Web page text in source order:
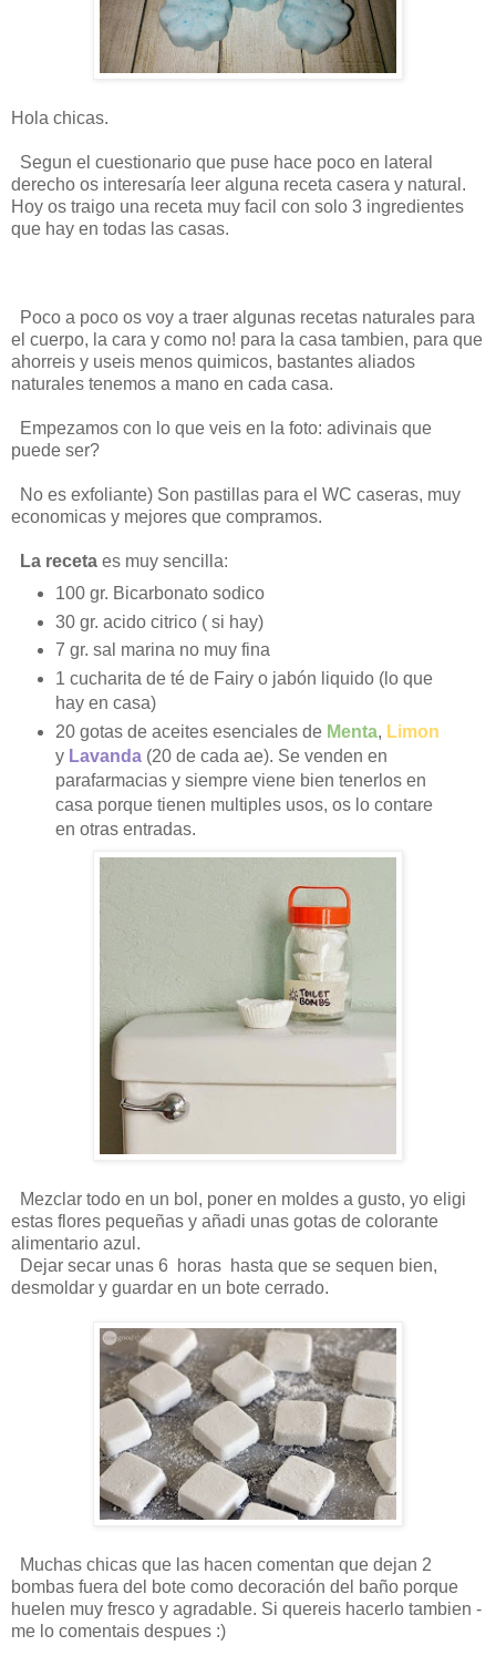
Hola chicas.
Segun el cuestionario que puse hace poco en lateral
derecho os interesaría leer alguna receta casera y natural.
Hoy os traigo una receta muy facil con solo 3 ingredientes
que hay en todas las casas.
Poco a poco os voy a traer algunas recetas naturales para
el cuerpo, la cara y como no! para la casa tambien, para que
ahorreis y useis menos quimicos, bastantes aliados
naturales tenemos a mano en cada casa.
Empezamos con lo que veis en la foto: adivinais que
puede ser?
No es exfoliante) Son pastillas para el WC caseras, muy
economicas y mejores que compramos.
La receta es muy sencilla:
100 gr. Bicarbonato sodico
30 gr. acido citrico ( si hay)
7 gr. sal marina no muy fina
1 cucharita de té de Fairy o jabón liquido (lo que
hay en casa)
20 gotas de aceites esenciales deMenta, Limon
y Lavanda(20 de cada ae). Se venden en
parafarmacias y siempre viene bien tenerlos en
casa porque tienen multiples usos, os lo contare
en otras entradas.
Mezclar todo en un bol, poner en moldes a gusto, yo eligi
estas flores pequeñas y añadi unas gotas de colorante
alimentario azul.
Dejar secar unas 6 horas hasta que se sequen bien,
desmoldar y guardar en un bote cerrado.
Muchas chicas que las hacen comentan que dejan 2
bombas fuera del bote como decoración del baño porque
huelen muy fresco y agradable. Si quereis hacerlo tambien -
me lo comentais despues :)